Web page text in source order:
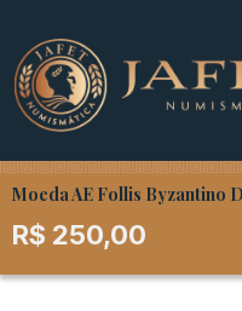
Moeda AE Follis Byzantino
R$ 250,00